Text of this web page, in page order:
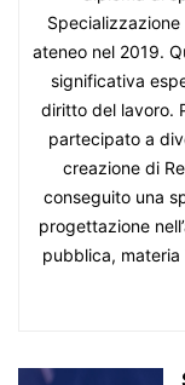
ateneo nel 2019.
significativa
diritto del lavoro.
partecipato a
creazione di
conseguito una
progettazione
pubblica,